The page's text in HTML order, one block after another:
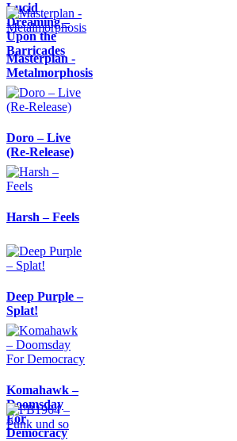
Lucid
Dreaming –
Upon the
Barricades
Masterplan -
Metalmorphosis
Doro – Live
(Re-Release)
Harsh – Feels
Deep Purple –
Splat!
Komahawk –
Doomsday
For
Democracy